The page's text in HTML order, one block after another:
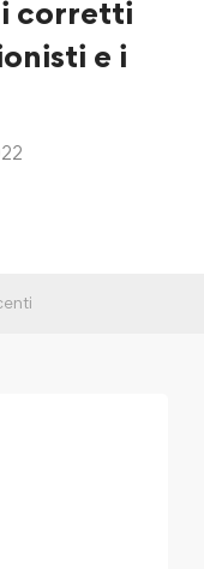
i corretti
e i